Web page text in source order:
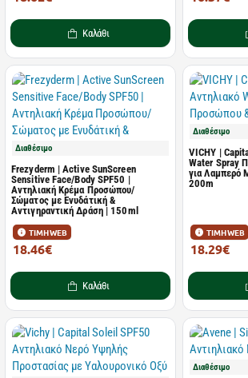
Καλάθι
Διαθέσιμο
Frezyderm | Active SunScreen
Sensitive Face/Body SPF50 |
Αντηλιακή Κρέμα Προσώπου/
Σώματος με Ενυδάτική &
Αντιγηραντική Δράση | 150ml
ΤΙΜΗ WEB
18.46€
Καλάθι
Διαθέσιμο
VICHY |
Water Spray
για Λαμπερό
200m
ΤΙΜΗ WEB
18.29€
Διαθέσιμο